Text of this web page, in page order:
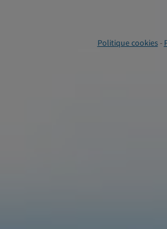
Politique cookies-